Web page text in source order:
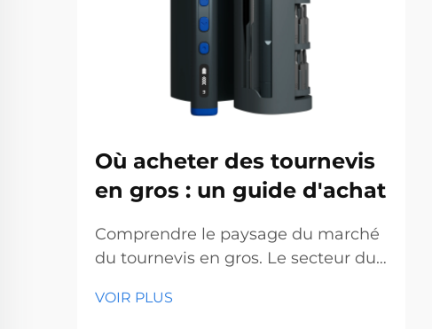
Où acheter des tournevis
en gros : un guide d'achat
Comprendre le paysage du marché
du tournevis en gros. Le secteur du
segment essentiel du marché des
VOIR PLUS